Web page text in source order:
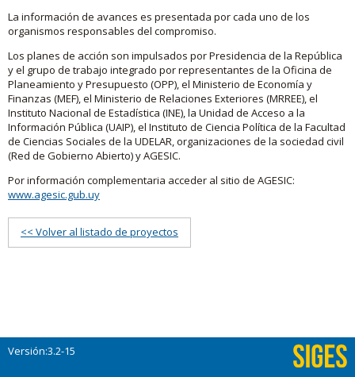
La información de avances es presentada por cada uno de los
organismos responsables del compromiso.
Los planes de acción son impulsados por Presidencia de la República
y el grupo de trabajo integrado por representantes de la Oficina de
Planeamiento y Presupuesto (OPP), el Ministerio de Economía y
Finanzas (MEF), el Ministerio de Relaciones Exteriores (MRREE), el
Instituto Nacional de Estadística (INE), la Unidad de Acceso a la
Información Pública (UAIP), el Instituto de Ciencia Política de la Facultad
de Ciencias Sociales de la UDELAR, organizaciones de la sociedad civil
(Red de Gobierno Abierto) y AGESIC.
Por información complementaria acceder al sitio de AGESIC:
www.agesic.gub.uy
<< Volver al listado de proyectos
Versión:3.2-15